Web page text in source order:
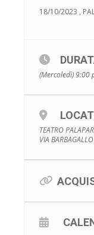
18/10/2023 ,
(Mercoledì) 9:00
TEATRO
VIA